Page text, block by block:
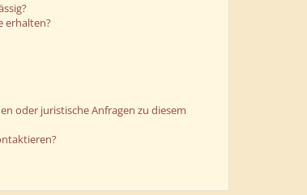
erhalten?
oder juristische Anfragen zu diesem